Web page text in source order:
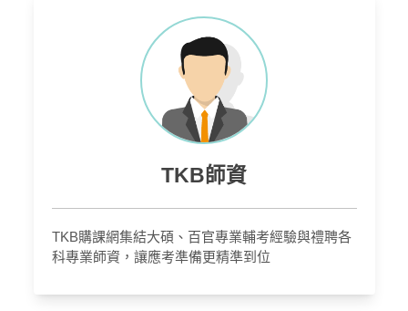
TKB師資
TKB購課網集結大碩、百官專業輔考經驗與禮聘各
科專業師資，讓應考準備更精準到位